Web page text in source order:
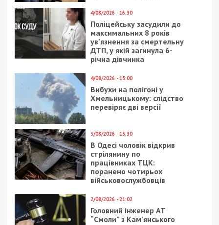
4/08/2026 - 16:30
Поліцейську засудили до
максимальних 8 років
ув’язнення за смертельну
ДТП, у якій загинула 6-
річна дівчинка
4/08/2026 - 15:00
Вибухи на полігоні у
Хмельницькому: слідство
перевіряє дві версії
3/08/2026 - 13:30
В Одесі чоловік відкрив
стрілянину по
працівниках ТЦК:
поранено чотирьох
військовослужбовців
2/08/2026 - 21:02
Головний інженер АТ
“Смоли” з Кам’янського